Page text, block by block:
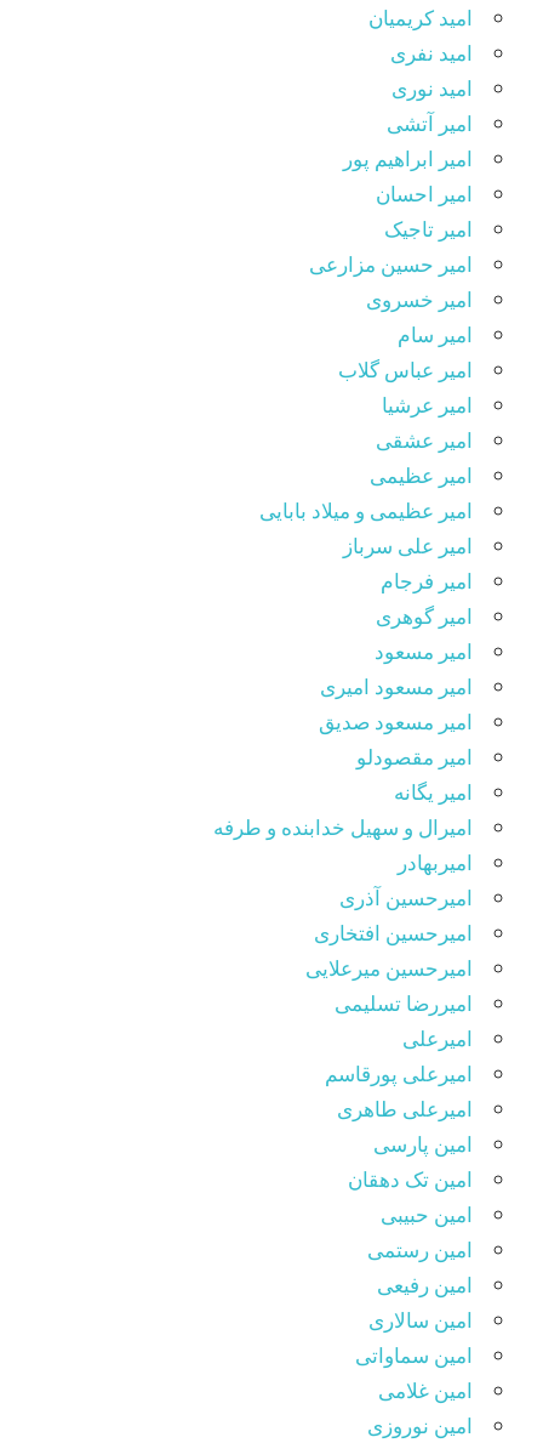
امید کریمیان
امید نفری
امید نوری
امیر آتشی
امیر ابراهیم پور
امیر احسان
امیر تاجیک
امیر حسین مزارعی
امیر خسروی
امیر سام
امیر عباس گلاب
امیر عرشیا
امیر عشقی
امیر عظیمی
امیر عظیمی و میلاد بابایی
امیر علی سرباز
امیر فرجام
امیر گوهری
امیر مسعود
امیر مسعود امیری
امیر مسعود صدیق
امیر مقصودلو
امیر یگانه
امیرال و سهیل خدابنده و طرفه
امیربهادر
امیرحسین آذری
امیرحسین افتخاری
امیرحسین میرعلایی
امیررضا تسلیمی
امیرعلی
امیرعلی پورقاسم
امیرعلی طاهری
امین پارسی
امین تک دهقان
امین حبیبی
امین رستمی
امین رفیعی
امین سالاری
امین سماواتی
امین غلامی
امین نوروزی